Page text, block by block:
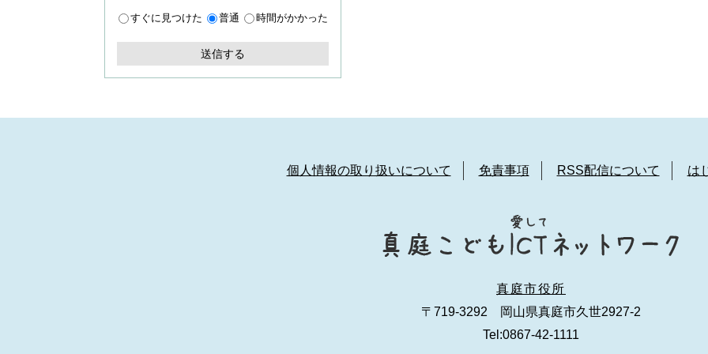
すぐに見つけた 普通 時間がかかった
個人情報の取り扱いについて 免責事項 RSS配信について は
真庭市役所
〒719-3292 岡山県真庭市久世2927-2
Tel:0867-42-1111